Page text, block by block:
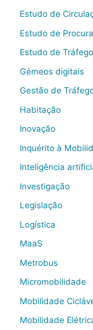
Estudo de
Estudo de Procura
Estudo de Tráfego
Gémeos digitais
Gestão de
Habitação
Inovação
Inquérito à
Inteligência
Investigação
Legislação
Logística
MaaS
Metrobus
Micromobilidade
Mobilidade
Mobilidade